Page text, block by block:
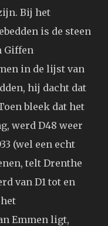
Bij het
is de steen
Giffen
in de lijst van
hij dacht dat
bleek dat het
werd D48 weer
(wel een echt
telt Drenthe
van D1 tot en
Emmen ligt,